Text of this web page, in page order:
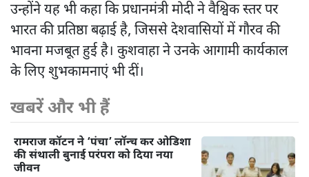
उन्होंने यह भी कहा कि प्रधानमंत्री मोदी ने वैश्विक स्तर पर
भारत की प्रतिष्ठा बढ़ाई है, जिससे देशवासियों में गौरव की
भावना मजबूत हुई है। कुशवाहा ने उनके आगामी कार्यकाल
के लिए शुभकामनाएं भी दीं।
खबरें और भी हैं
रामराज कॉटन ने ‘पंचा’ लॉन्च कर ओडिशा
की संथाली बुनाई परंपरा को दिया नया
जीवन